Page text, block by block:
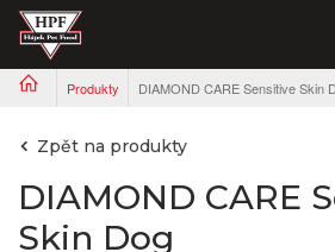
Produkty DIAMOND CARE Sensitive Skin
Zpět na produkty
DIAMOND CARE
Skin Dog